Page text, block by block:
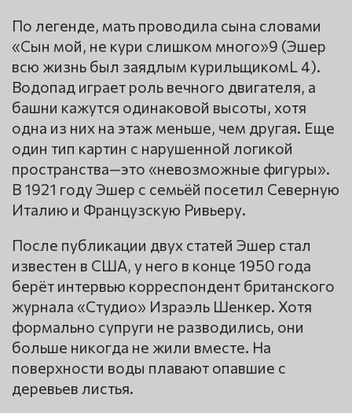
По легенде, мать проводила сына словами
«Сын мой, не кури слишком много»9 (Эшер
всю жизнь был заядлым курильщикомL 4).
Водопад играет роль вечного двигателя, а
башни кажутся одинаковой высоты, хотя
одна из них на этаж меньше, чем другая. Еще
один тип картин с нарушенной логикой
пространства—это «невозможные фигуры».
В 1921 году Эшер с семьёй посетил Северную
Италию и Французскую Ривьеру.
После публикации двух статей Эшер стал
известен в США, у него в конце 1950 года
берёт интервью корреспондент британского
журнала «Студио» Израэль Шенкер. Хотя
формально супруги не разводились, они
больше никогда не жили вместе. На
поверхности воды плавают опавшие с
деревьев листья.